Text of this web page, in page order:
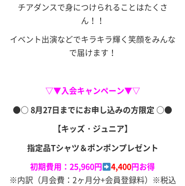
チアダンスで身につけられることはたくさ
ん！！
イベント出演などでキラキラ輝く笑顔をみんな
で届けます！
▽▼入会キャンペーン▼▽
●○ 8月27日までにお申し込みの方限定 ○●
【キッズ・ジュニア】
指定品Tシャツ＆ポンポンプレゼント
初期費用：25,960円
4,400円お得
※内訳（月会費：2ヶ月分+会員登録料）※税込